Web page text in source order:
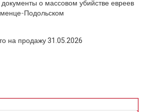
о массовом убийстве евреев
Подольском
на продажу31.05.2026